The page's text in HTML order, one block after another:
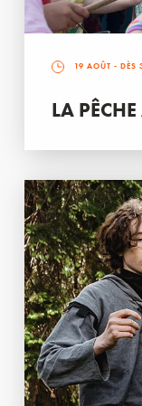
19 AOÛT - DÈS
LA